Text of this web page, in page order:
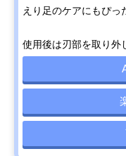
えり足のケアにもぴっ
使用後は刃部を取り外